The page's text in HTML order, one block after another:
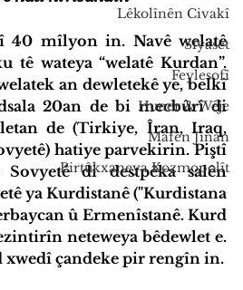
Lêkolînên Civakî
Sîyaset
Feylesofî
Huner & Wêje
Mafên Jinan
Pirtûkxaneya Kozmopolît
40 mîlyon in. Navê welatê
tê wateya “welatê Kurdan”.
an dewletekê ye, belkî
20an de bi mecbûrî di
de (Tirkiye, Îran, Iraq,
hatiye parvekirin. Piştî
Sovyetê di destpêka salên
ya Kurdistanê ("Kurdistana
û Ermenîstanê. Kurd
neteweya bêdewlet e.
xwedî çandeke pir rengîn in.